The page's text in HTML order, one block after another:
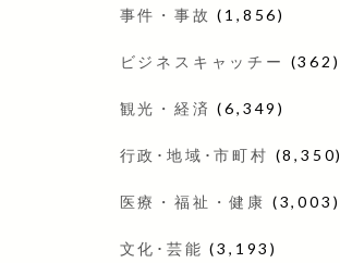
事件・事故 (1,856)
ビジネスキャッチー (362)
観光・経済 (6,349)
行政･地域･市町村 (8,350)
医療・福祉・健康 (3,003)
文化･芸能 (3,193)